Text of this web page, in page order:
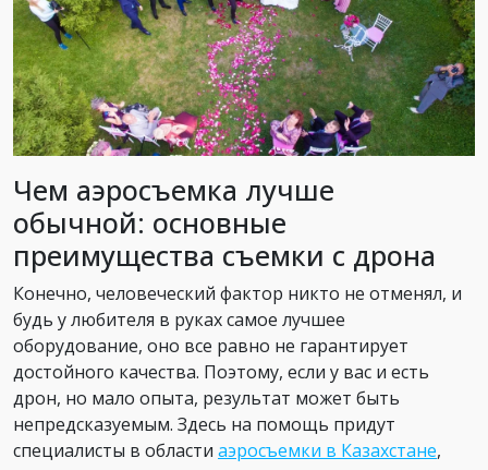
Чем аэросъемка лучше
обычной: основные
преимущества съемки с дрона
Конечно, человеческий фактор никто не отменял, и
будь у любителя в руках самое лучшее
оборудование, оно все равно не гарантирует
достойного качества. Поэтому, если у вас и есть
дрон, но мало опыта, результат может быть
непредсказуемым. Здесь на помощь придут
специалисты в области аэросъемки в Казахстане,